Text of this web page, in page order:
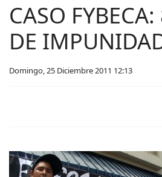
CASO
DE
Domingo, 25 Diciembre 2011 12:13